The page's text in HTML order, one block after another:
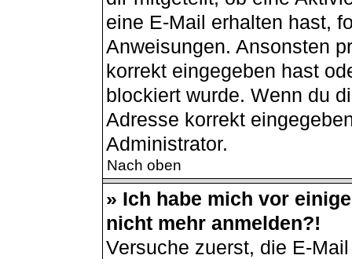
eine E-Mail erhalten hast,
Anweisungen. Ansonsten
korrekt eingegeben hast
blockiert wurde. Wenn du
Adresse korrekt
Administrator.
Nach oben
» Ich habe mich vor
nicht mehr anmelden?!
Versuche zuerst, die E-